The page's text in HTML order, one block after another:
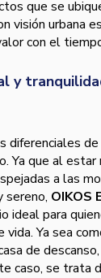
que se
visión urbana
con el
y
diferenciales
Ya que al
a las
sereno, OIKOS
ideal para
Ya sea
de
caso, se trata